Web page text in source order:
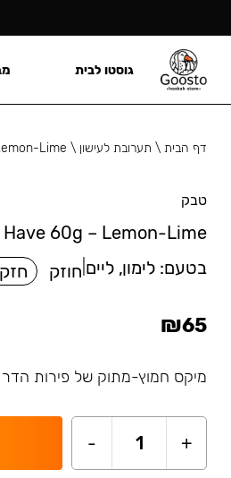
דף הבית\ תערובת לעישון \
Lime
טבק
60g – Lemon-Lime
בטעם: לימון, ליים חוזק חזק
₪65
מיקס חמוץ-מתוק של פירות הדר
+
1
-
גוסטו לבית